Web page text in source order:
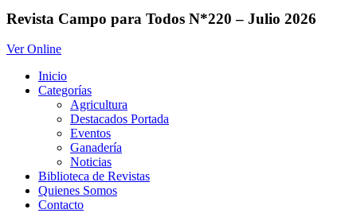
Revista Campo para Todos N*220 – Julio 2026
Ver Online
Inicio
Categorías
Agricultura
Destacados Portada
Eventos
Ganadería
Noticias
Biblioteca de Revistas
Quienes Somos
Contacto